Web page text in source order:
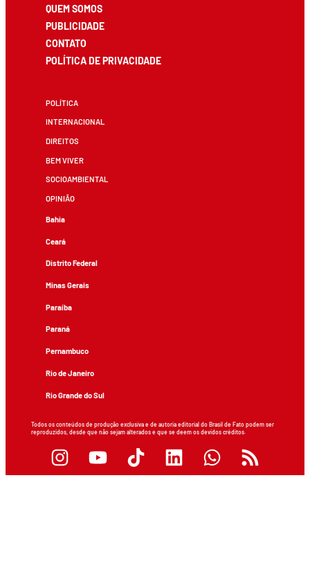
QUEM SOMOS
PUBLICIDADE
CONTATO
POLÍTICA DE PRIVACIDADE
POLÍTICA
INTERNACIONAL
DIREITOS
BEM VIVER
SOCIOAMBIENTAL
OPINIÃO
Bahia
Ceará
Distrito Federal
Minas Gerais
Paraíba
Paraná
Pernambuco
Rio de Janeiro
Rio Grande do Sul
Todos os conteúdos de produção exclusiva e de autoria editorial do Brasil de Fato podem ser
reproduzidos, desde que não sejam alterados e que se deem os devidos créditos.